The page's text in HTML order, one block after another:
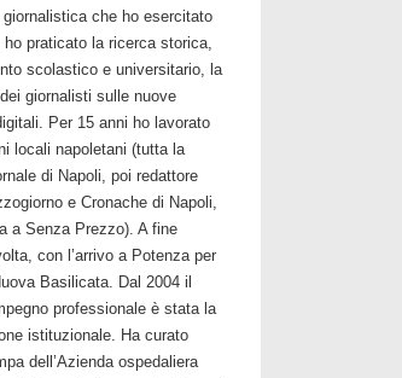
che ho esercitato
ho praticato la ricerca storica,
scolastico e universitario, la
giornalisti sulle nuove
Per 15 anni ho lavorato
locali napoletani (tutta la
di Napoli, poi redattore
e Cronache di Napoli,
a Senza Prezzo). A fine
con l’arrivo a Potenza per
Basilicata. Dal 2004 il
professionale è stata la
istituzionale. Ha curato
dell’Azienda ospedaliera